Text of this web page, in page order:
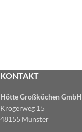
KONTAKT
Hötte Großküchen GmbH
Krögerweg 15
48155 Münster